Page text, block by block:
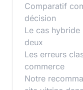
Comparatif
décision
Le cas hybride
deux
Les erreurs
commerce
Notre